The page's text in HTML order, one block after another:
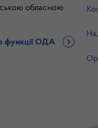
обласною
функції ОДА